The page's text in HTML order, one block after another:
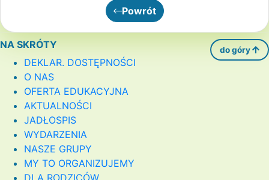
Powrót
NA SKRÓTY do góry
DEKLAR. DOSTĘPNOŚCI
O NAS
OFERTA EDUKACYJNA
AKTUALNOŚCI
JADŁOSPIS
WYDARZENIA
NASZE GRUPY
MY TO ORGANIZUJEMY
DLA RODZICÓW